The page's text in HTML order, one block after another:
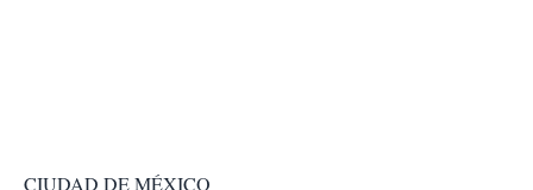
CIUDAD DE MÉXICO